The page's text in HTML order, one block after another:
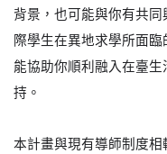
背景，也可能與你有共
際學生在異地求學所面
能協助你順利融入在臺
持。
本計畫與現有導師制度